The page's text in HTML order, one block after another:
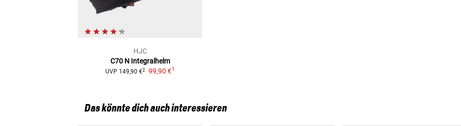
HJC
C70 N Integralhelm
UVP 149,90 €2 99,90 €1
Das könnte dich auch interessieren